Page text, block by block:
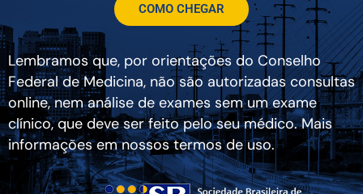
COMO CHEGAR
Lembramos que, por orientações do Conselho
Federal de Medicina, não são autorizadas consultas
online, nem análise de exames sem um exame
clínico, que deve ser feito pelo seu médico. Mais
informações em nossos termos de uso.